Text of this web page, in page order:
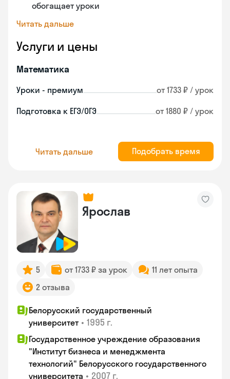
обогащает уроки
Читать дальше
Услуги и цены
Математика
Уроки - премиум от 1733 ₽ / урок
Подготовка к ЕГЭ/ОГЭ от 1880 ₽ / урок
Читать дальше Подобрать время
Ярослав
5 от 1733 ₽ за урок
11 лет опыта
2 отзыва
Белорусский государственный
университет • 1995 г.
Государственное учреждение образования
"Институт бизнеса и менеджмента
технологий" Белорусского государственного
университета • 2007 г.